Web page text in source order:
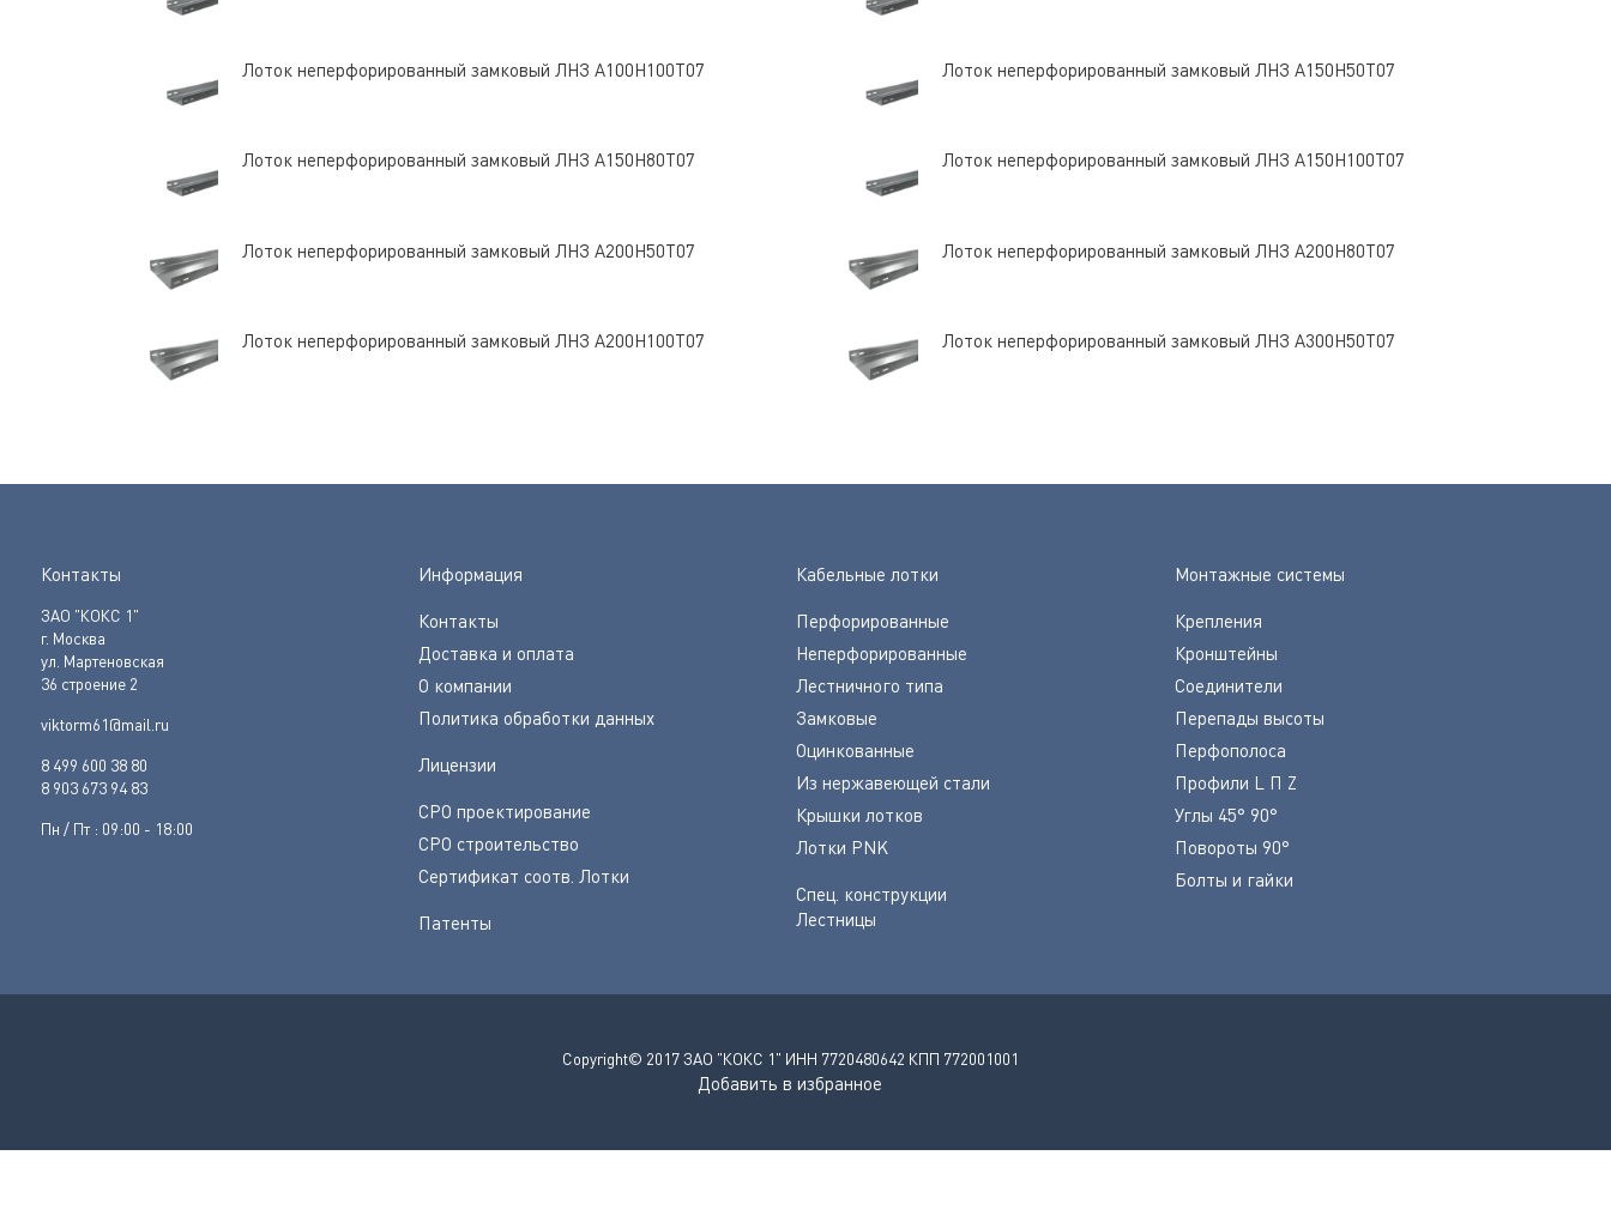
Лоток неперфорированный замковый ЛНЗ A100Н100Т07 Лоток неперфорированный замковый ЛНЗ A150Н50Т07
Лоток неперфорированный замковый ЛНЗ A150Н80Т07 Лоток неперфорированный замковый ЛНЗ A150Н100Т07
Лоток неперфорированный замковый ЛНЗ A200Н50Т07 Лоток неперфорированный замковый ЛНЗ A200Н80Т07
Лоток неперфорированный замковый ЛНЗ A200Н100Т07 Лоток неперфорированный замковый ЛНЗ A300Н50Т07
Контакты
ЗАО "КОКС 1"
г. Москва
ул. Мартеновская
36 строение 2
viktorm61@mail.ru
8 499 600 38 80
8 903 673 94 83
Пн / Пт : 09:00 - 18:00
Информация
Контакты
Доставка и оплата
О компании
Политика обработки данных
Лицензии
СРО проектирование
СРО строительство
Сертификат соотв. Лотки
Патенты
Кабельные лотки
Перфорированные
Неперфорированные
Лестничного типа
Замковые
Оцинкованные
Из нержавеющей стали
Крышки лотков
Лотки PNK
Спец. конструкции
Лестницы
Монтажные системы
Крепления
Кронштейны
Соединители
Перепады высоты
Перфополоса
Профили L П Z
Углы 45° 90°
Повороты 90°
Болты и гайки
Copyright© 2017 ЗАО "КОКС 1" ИНН 7720480642 КПП 772001001
Добавить в избранное